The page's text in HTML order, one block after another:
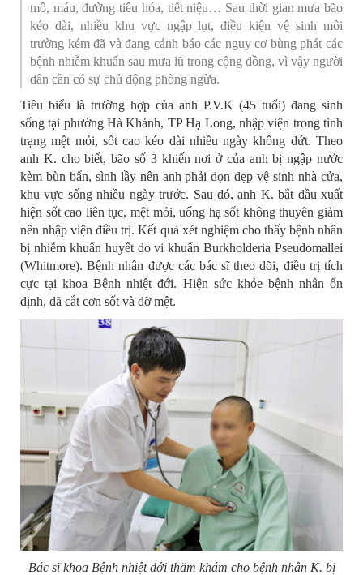
mô, máu, đường tiêu hóa, tiết niệu… Sau thời gian mưa bão
kéo dài, nhiều khu vực ngập lụt, điều kiện vệ sinh môi
trường kém đã và đang cảnh báo các nguy cơ bùng phát các
bệnh nhiễm khuẩn sau mưa lũ trong cộng đồng, vì vậy người
dân cần có sự chủ động phòng ngừa.
Tiêu biểu là trường hợp của anh P.V.K (45 tuổi) đang sinh
sống tại phường Hà Khánh, TP Hạ Long, nhập viện trong tình
trạng mệt mỏi, sốt cao kéo dài nhiều ngày không dứt. Theo
anh K. cho biết, bão số 3 khiến nơi ở của anh bị ngập nước
kèm bùn bẩn, sình lầy nên anh phải dọn dẹp vệ sinh nhà cửa,
khu vực sống nhiều ngày trước. Sau đó, anh K. bắt đầu xuất
hiện sốt cao liên tục, mệt mỏi, uống hạ sốt không thuyên giảm
nên nhập viện điều trị. Kết quả xét nghiệm cho thấy bệnh nhân
bị nhiễm khuẩn huyết do vi khuẩn Burkholderia Pseudomallei
(Whitmore). Bệnh nhân được các bác sĩ theo dõi, điều trị tích
cực tại khoa Bệnh nhiệt đới. Hiện sức khỏe bệnh nhân ổn
định, đã cắt cơn sốt và đỡ mệt.
Bác sĩ khoa Bệnh nhiệt đới thăm khám cho bệnh nhân K. bị